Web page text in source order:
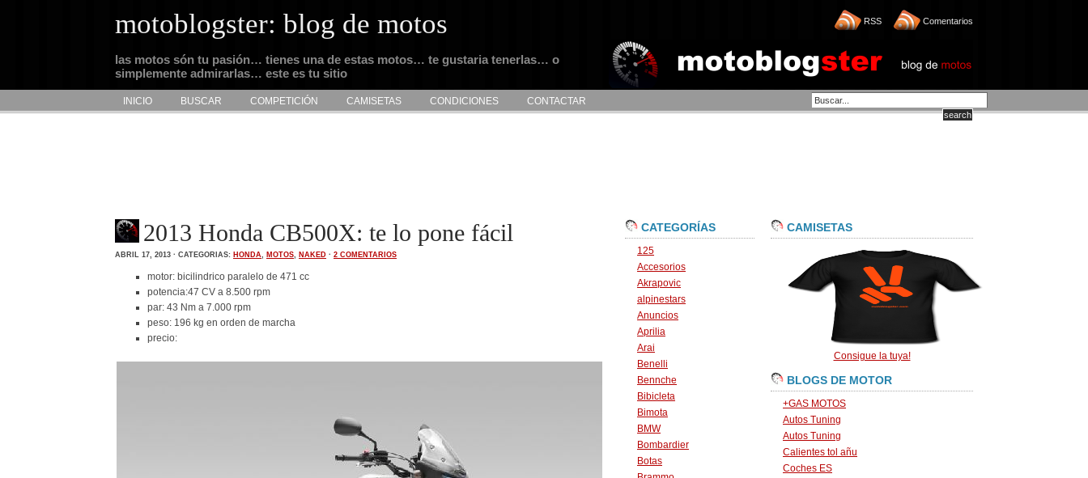
motoblogster: blog de motos
las motos són tu pasión… tienes una de estas motos… te gustaria tenerlas… o
simplemente admirarlas… este es tu sitio
RSS Comentarios
INICIO BUSCAR COMPETICIÓN CAMISETAS CONDICIONES CONTACTAR
2013 Honda CB500X: te lo pone fácil
ABRIL 17, 2013 · CATEGORIAS: HONDA, MOTOS, NAKED · 2 COMENTARIOS
motor: bicilindrico paralelo de 471 cc
potencia:47 CV a 8.500 rpm
par: 43 Nm a 7.000 rpm
peso: 196 kg en orden de marcha
precio:
CATEGORÍAS
125
Accesorios
Akrapovic
alpinestars
Anuncios
Aprilia
Arai
Benelli
Bennche
Bibicleta
Bimota
BMW
Bombardier
Botas
CAMISETAS
Consigue la tuya!
BLOGS DE MOTOR
+GAS MOTOS
Autos Tuning
Autos Tuning
Calientes tol añu
Coches ES